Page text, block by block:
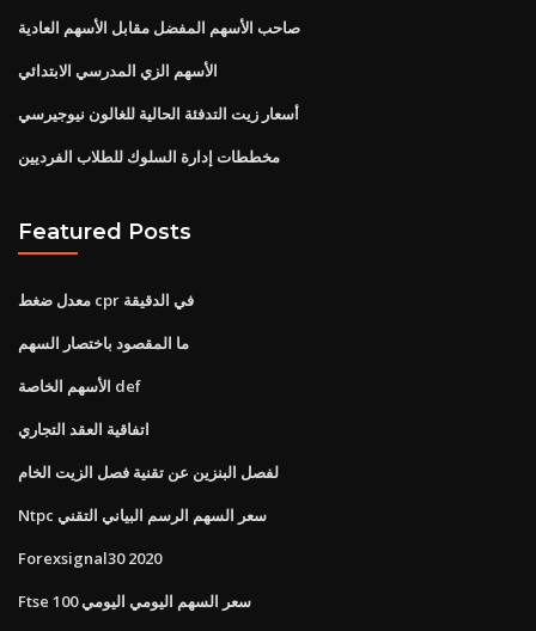
صاحب الأسهم المفضل مقابل الأسهم العادية
الأسهم الزي المدرسي الابتدائي
أسعار زيت التدفئة الحالية للغالون نيوجيرسي
مخططات إدارة السلوك للطلاب الفرديين
Featured Posts
معدل ضغط cpr في الدقيقة
ما المقصود باختصار السهم
الأسهم الخاصة def
اتفاقية العقد التجاري
لفصل البنزين عن تقنية فصل الزيت الخام
Ntpc سعر السهم الرسم البياني التقني
Forexsignal30 2020
Ftse 100 سعر السهم اليومي اليومي